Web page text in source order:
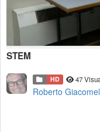
STEM
HD 47
Roberto